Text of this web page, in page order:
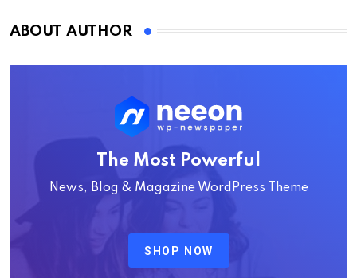
ABOUT AUTHOR
The Most Powerful
News, Blog & Magazine WordPress Theme
SHOP NOW